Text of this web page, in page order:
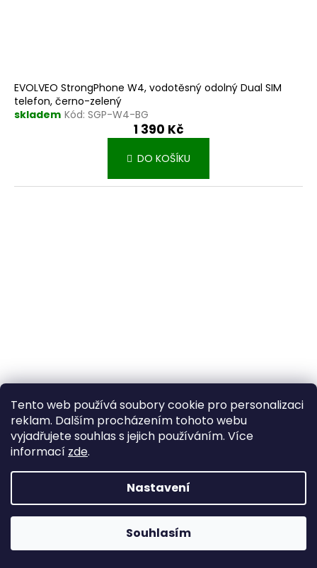
Tento web používá soubory cookie pro personalizaci
reklam. Dalším procházením tohoto webu
vyjadřujete souhlas s jejich používáním. Více
informací zde.
Nastavení
Souhlasím
EVOLVEO StrongPhone W4, vodotěsný odolný Dual SIM
telefon, černo-zelený
skladem Kód: SGP-W4-BG
1 390 Kč
DO KOŠÍKU
EVOLVEO EasyPhone ID, mobilní telefon pro seniory, bílý
skladem Kód:EP-400-IDW
690 Kč